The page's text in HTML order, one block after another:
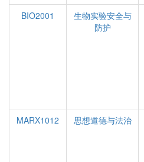
BIO2001
生物实验安全与
防护
MARX1012
思想道德与法治